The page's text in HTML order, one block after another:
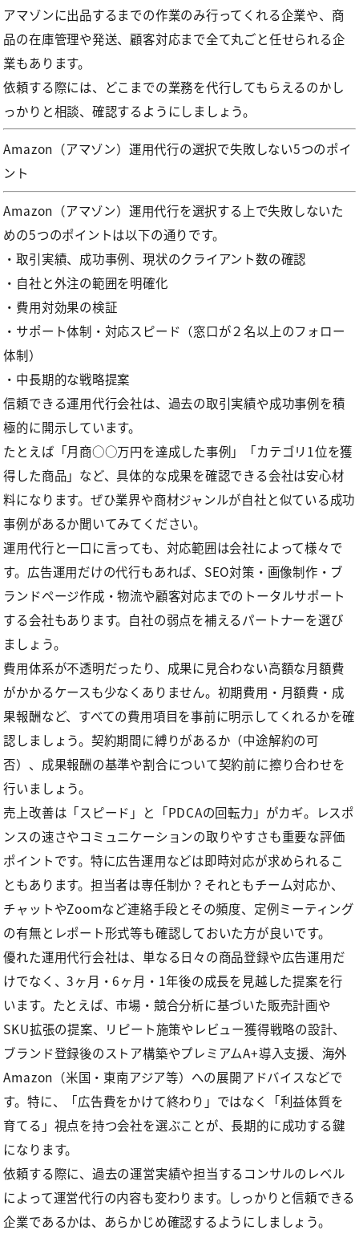
アマゾンに出品するまでの作業のみ行ってくれる企業や、商
品の在庫管理や発送、顧客対応まで全て丸ごと任せられる企
業もあります。
依頼する際には、どこまでの業務を代行してもらえるのかし
っかりと相談、確認するようにしましょう。
Amazon（アマゾン）運用代行の選択で失敗しない5つのポイ
ント
Amazon（アマゾン）運用代行を選択する上で失敗しないた
めの5つのポイントは以下の通りです。
・取引実績、成功事例、現状のクライアント数の確認
・自社と外注の範囲を明確化
・費用対効果の検証
・サポート体制・対応スピード（窓口が２名以上のフォロー
体制）
・中長期的な戦略提案
信頼できる運用代行会社は、過去の取引実績や成功事例を積
極的に開示しています。
たとえば「月商○○万円を達成した事例」「カテゴリ1位を獲
得した商品」など、具体的な成果を確認できる会社は安心材
料になります。ぜひ業界や商材ジャンルが自社と似ている成功
事例があるか聞いてみてください。
運用代行と一口に言っても、対応範囲は会社によって様々で
す。広告運用だけの代行もあれば、SEO対策・画像制作・ブ
ランドページ作成・物流や顧客対応までのトータルサポート
する会社もあります。自社の弱点を補えるパートナーを選び
ましょう。
費用体系が不透明だったり、成果に見合わない高額な月額費
がかかるケースも少なくありません。初期費用・月額費・成
果報酬など、すべての費用項目を事前に明示してくれるかを確
認しましょう。契約期間に縛りがあるか（中途解約の可
否）、成果報酬の基準や割合について契約前に擦り合わせを
行いましょう。
売上改善は「スピード」と「PDCAの回転力」がカギ。レスポ
ンスの速さやコミュニケーションの取りやすさも重要な評価
ポイントです。特に広告運用などは即時対応が求められるこ
ともあります。担当者は専任制か？それともチーム対応か、
チャットやZoomなど連絡手段とその頻度、定例ミーティング
の有無とレポート形式等も確認しておいた方が良いです。
優れた運用代行会社は、単なる日々の商品登録や広告運用だ
けでなく、3ヶ月・6ヶ月・1年後の成長を見越した提案を行
います。たとえば、市場・競合分析に基づいた販売計画や
SKU拡張の提案、リピート施策やレビュー獲得戦略の設計、
ブランド登録後のストア構築やプレミアムA+導入支援、海外
Amazon（米国・東南アジア等）への展開アドバイスなどで
す。特に、「広告費をかけて終わり」ではなく「利益体質を
育てる」視点を持つ会社を選ぶことが、長期的に成功する鍵
になります。
依頼する際に、過去の運営実績や担当するコンサルのレベル
によって運営代行の内容も変わります。しっかりと信頼できる
企業であるかは、あらかじめ確認するようにしましょう。